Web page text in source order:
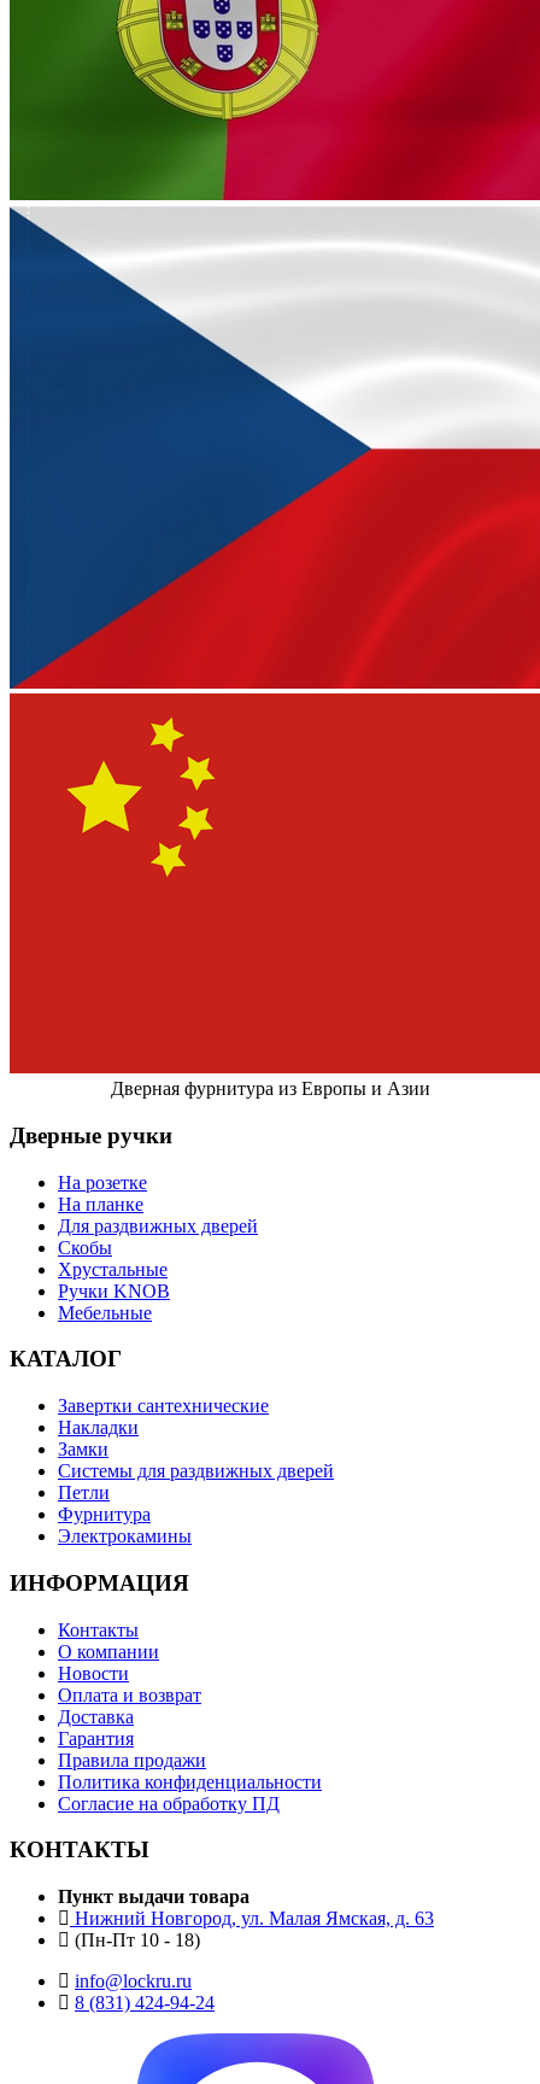
Дверная фурнитура из Европы и Азии
Дверные ручки
На розетке
На планке
Для раздвижных дверей
Скобы
Хрустальные
Ручки KNOB
Мебельные
КАТАЛОГ
Завертки сантехнические
Накладки
Замки
Системы для раздвижных дверей
Петли
Фурнитура
Электрокамины
ИНФОРМАЦИЯ
Контакты
О компании
Новости
Оплата и возврат
Доставка
Гарантия
Правила продажи
Политика конфиденциальности
Согласие на обработку ПД
КОНТАКТЫ
Пункт выдачи товара
Нижний Новгород, ул. Малая Ямская, д. 63
(Пн-Пт 10 - 18)
info@lockru.ru
8 (831) 424-94-24